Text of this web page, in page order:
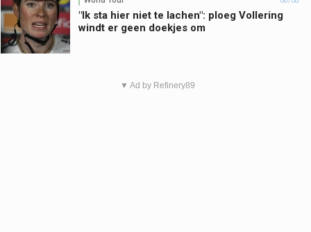
"Ik sta hier niet te lachen": ploeg Vollering
windt er geen doekjes om
▼ Ad by Refinery89